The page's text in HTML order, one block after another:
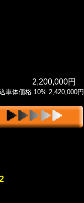
2,200,000円
車体価格 10% 2,420,000円